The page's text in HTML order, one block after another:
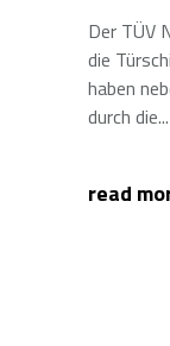
Der TÜV
die
haben
durch die
read